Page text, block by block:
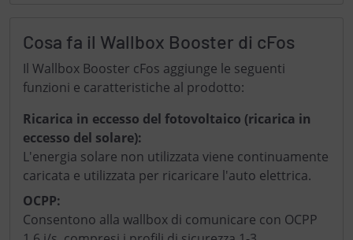
Cosa fa il Wallbox Booster di cFos
Il Wallbox Booster cFos aggiunge le seguenti
funzioni e caratteristiche al prodotto:
Ricarica in eccesso del fotovoltaico (ricarica in
eccesso del solare):
L'energia solare non utilizzata viene continuamente
caricata e utilizzata per ricaricare l'auto elettrica.
OCPP:
Consentono alla wallbox di comunicare con OCPP